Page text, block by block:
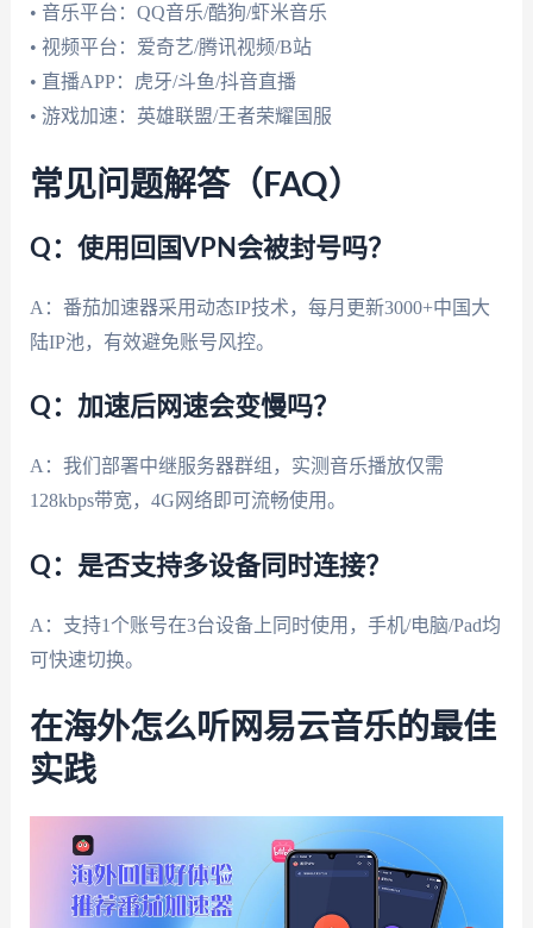
• 音乐平台：QQ音乐/酷狗/虾米音乐
• 视频平台：爱奇艺/腾讯视频/B站
• 直播APP：虎牙/斗鱼/抖音直播
• 游戏加速：英雄联盟/王者荣耀国服
常见问题解答（FAQ）
Q：使用回国VPN会被封号吗？
A：番茄加速器采用动态IP技术，每月更新3000+中国大
陆IP池，有效避免账号风控。
Q：加速后网速会变慢吗？
A：我们部署中继服务器群组，实测音乐播放仅需
128kbps带宽，4G网络即可流畅使用。
Q：是否支持多设备同时连接？
A：支持1个账号在3台设备上同时使用，手机/电脑/Pad均
可快速切换。
在海外怎么听网易云音乐的最佳
实践